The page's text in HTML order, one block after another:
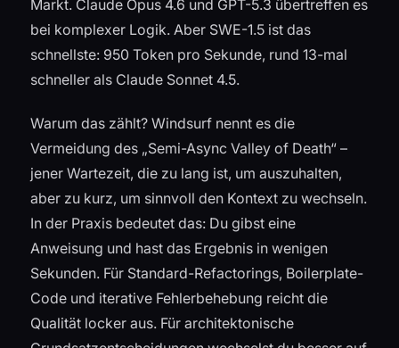
Markt. Claude Opus 4.6 und GPT-5.3 übertreffen es
bei komplexer Logik. Aber SWE-1.5 ist das
schnellste: 950 Token pro Sekunde, rund 13-mal
schneller als Claude Sonnet 4.5.
Warum das zählt? Windsurf nennt es die
Vermeidung des „Semi-Async Valley of Death“ –
jener Wartezeit, die zu lang ist, um auszuhalten,
aber zu kurz, um sinnvoll den Kontext zu wechseln.
In der Praxis bedeutet das: Du gibst eine
Anweisung und hast das Ergebnis in wenigen
Sekunden. Für Standard-Refactorings, Boilerplate-
Code und iterative Fehlerbehebung reicht die
Qualität locker aus. Für architektonische